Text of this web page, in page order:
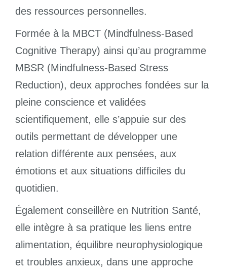
des ressources personnelles.
Formée à la MBCT (Mindfulness-Based
Cognitive Therapy) ainsi qu’au programme
MBSR (Mindfulness-Based Stress
Reduction), deux approches fondées sur la
pleine conscience et validées
scientifiquement, elle s’appuie sur des
outils permettant de développer une
relation différente aux pensées, aux
émotions et aux situations difficiles du
quotidien.
Également conseillère en Nutrition Santé,
elle intègre à sa pratique les liens entre
alimentation, équilibre neurophysiologique
et troubles anxieux, dans une approche